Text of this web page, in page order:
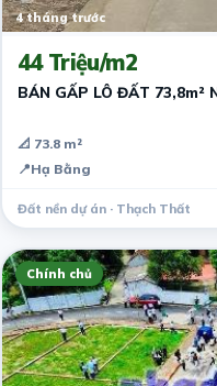
4 tháng trước
44 Triệu/m2
BÁN GẤP LÔ ĐẤT 73,8m²
📐 73.8 m²
📍Hạ Bằng
Đất nền dự án · Thạch Thất
Chính chủ